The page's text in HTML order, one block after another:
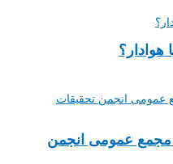
مجمع عمومی انجمن